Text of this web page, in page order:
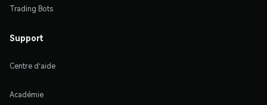
Trading Bots
Support
Centre d'aide
Académie